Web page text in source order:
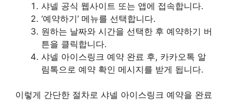
샤넬 공식 웹사이트 또는 앱에 접속합니다.
‘예약하기’ 메뉴를 선택합니다.
원하는 날짜와 시간을 선택한 후 예약하기 버
튼을 클릭합니다.
샤넬 아이스링크 예약 완료 후, 카카오톡 알
림톡으로 예약 확인 메시지를 받게 됩니다.
이렇게 간단한 절차로 샤넬 아이스링크 예약을 완료